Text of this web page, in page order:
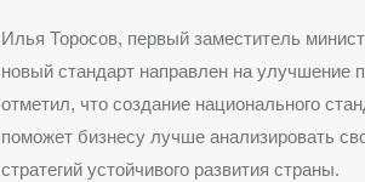
Илья Торосов, первый заместитель
новый стандарт направлен на улучшение
отметил, что создание национального
поможет бизнесу лучше анализировать
стратегий устойчивого развития страны.